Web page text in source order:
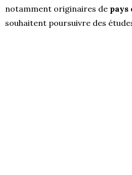
notamment originaires de pays
souhaitent poursuivre des